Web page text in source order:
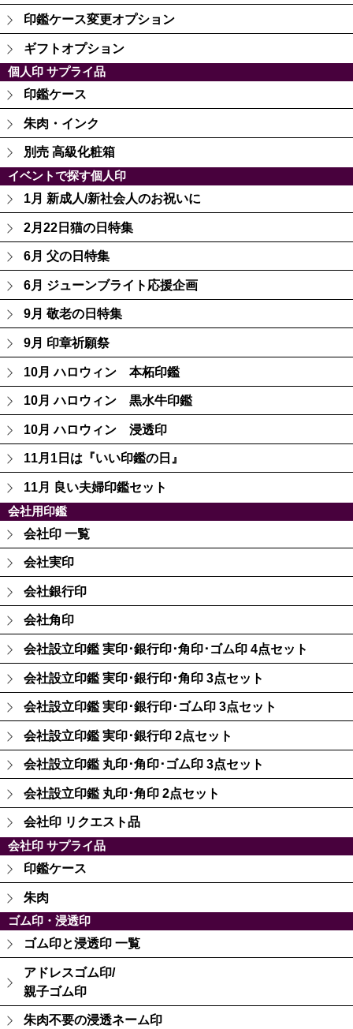
印鑑ケース変更オプション
ギフトオプション
個人印 サプライ品
印鑑ケース
朱肉・インク
別売 高級化粧箱
イベントで探す個人印
1月 新成人/新社会人のお祝いに
2月22日猫の日特集
6月 父の日特集
6月 ジューンブライト応援企画
9月 敬老の日特集
9月 印章祈願祭
10月 ハロウィン 本柘印鑑
10月 ハロウィン 黒水牛印鑑
10月 ハロウィン 浸透印
11月1日は『いい印鑑の日』
11月 良い夫婦印鑑セット
会社用印鑑
会社印 一覧
会社実印
会社銀行印
会社角印
会社設立印鑑 実印･銀行印･角印･ゴム印 4点セット
会社設立印鑑 実印･銀行印･角印 3点セット
会社設立印鑑 実印･銀行印･ゴム印 3点セット
会社設立印鑑 実印･銀行印 2点セット
会社設立印鑑 丸印･角印･ゴム印 3点セット
会社設立印鑑 丸印･角印 2点セット
会社印 リクエスト品
会社印 サプライ品
印鑑ケース
朱肉
ゴム印・浸透印
ゴム印と浸透印 一覧
アドレスゴム印/
親子ゴム印
朱肉不要の浸透ネーム印